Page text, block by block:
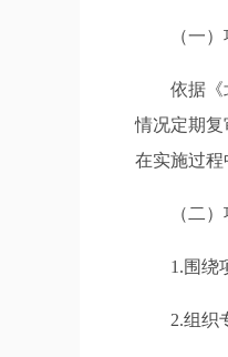
（一）
依据《北
情况定期
在实施过程
（二）
1.围绕项
2.组织专